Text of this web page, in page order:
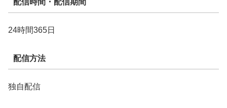
配信時間・配信期間
24時間365日
配信方法
独自配信